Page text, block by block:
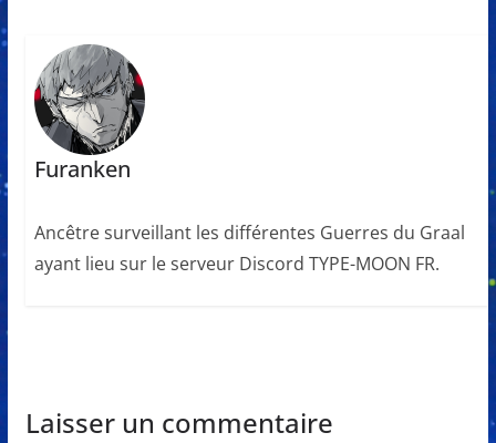
Furanken
Ancêtre surveillant les différentes Guerres du Graal
ayant lieu sur le serveur Discord TYPE-MOON FR.
Laisser un commentaire